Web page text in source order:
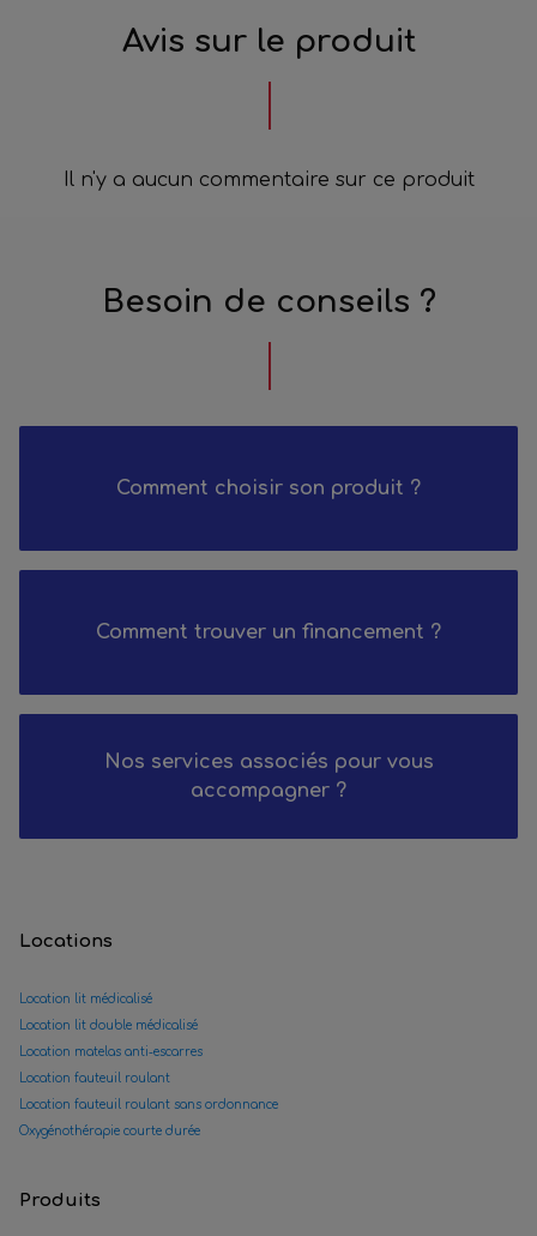
Avis sur le produit
Il n'y a aucun commentaire sur ce produit
Besoin de conseils ?
Comment choisir son produit ?
Comment trouver un financement ?
Nos services associés pour vous
accompagner ?
Locations
Location lit médicalisé
Location lit double médicalisé
Location matelas anti-escarres
Location fauteuil roulant
Location fauteuil roulant sans ordonnance
Oxygénothérapie courte durée
Produits